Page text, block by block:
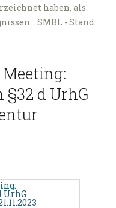
haben, als
SMBL - Stand
d UrhG